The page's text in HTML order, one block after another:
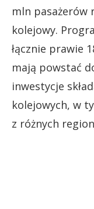
mln pasażerów
kolejowy.
łącznie prawie
mają powstać
inwestycje
kolejowych, w
z różnych